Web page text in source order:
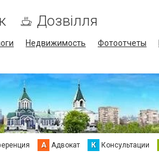
Дозвілля
Недвижимость Фотоотчеты
А Адвокат К Консультации